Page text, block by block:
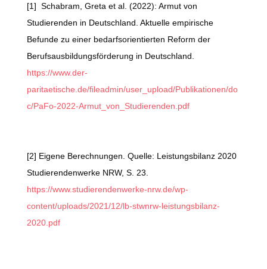
[1] Schabram, Greta et al. (2022): Armut von
Studierenden in Deutschland. Aktuelle empirische
Befunde zu einer bedarfsorientierten Reform der
Berufsausbildungsförderung in Deutschland.
https://www.der-
paritaetische.de/fileadmin/user_upload/Publikationen/do
c/PaFo-2022-Armut_von_Studierenden.pdf
[2] Eigene Berechnungen. Quelle: Leistungsbilanz 2020
Studierendenwerke NRW, S. 23.
https://www.studierendenwerke-nrw.de/wp-
content/uploads/2021/12/lb-stwnrw-leistungsbilanz-
2020.pdf